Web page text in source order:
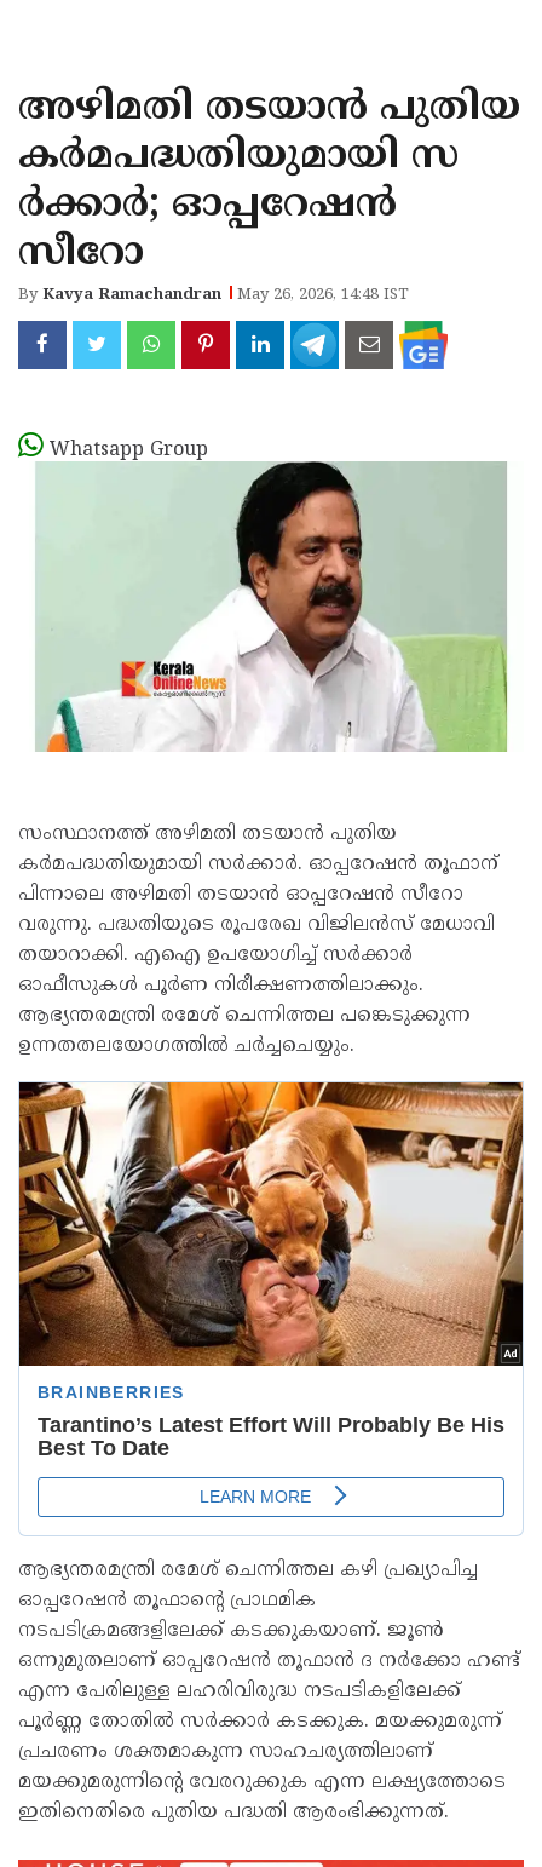
KANNUR
KASARAGOD
അഴിമതി തടയാന്‍ പുതിയ
കര്‍മപദ്ധതിയുമായി സ
ര്‍ക്കാര്‍; ഓപ്പറേഷന്‍
സീറോ
ByKavya Ramachandran May 26, 2026, 14:48 IST
Whatsapp Group
സംസ്ഥാനത്ത് അഴിമതി തടയാന്‍ പുതിയ
കര്‍മപദ്ധതിയുമായി സര്‍ക്കാര്‍. ഓപ്പറേഷന്‍ തൂഫാന്
പിന്നാലെ അഴിമതി തടയാന്‍ ഓപ്പറേഷന്‍ സീറോ
വരുന്നു. പദ്ധതിയുടെ രൂപരേഖ വിജിലന്‍സ് മേധാവി
തയാറാക്കി. എഐ ഉപയോഗിച്ച് സര്‍ക്കാര്‍
ഓഫീസുകള്‍ പൂര്‍ണ നിരീക്ഷണത്തിലാക്കും.
ആഭ്യന്തരമന്ത്രി രമേശ് ചെന്നിത്തല പങ്കെടുക്കുന്ന
ഉന്നതതലയോഗത്തില്‍ ചര്‍ച്ചചെയ്യും.
ആഭ്യന്തരമന്ത്രി രമേശ് ചെന്നിത്തല കഴി പ്രഖ്യാപിച്ച
ഓപ്പറേഷന്‍ തൂഫാന്റെ പ്രാഥമിക
നടപടിക്രമങ്ങളിലേക്ക് കടക്കുകയാണ്. ജൂണ്‍
ഒന്നുമുതലാണ് ഓപ്പറേഷന്‍ തൂഫാന്‍ ദ നര്‍ക്കോ ഹണ്ട്
എന്ന പേരിലുള്ള ലഹരിവിരുദ്ധ നടപടികളിലേക്ക്
പൂര്‍ണ്ണ തോതില്‍ സര്‍ക്കാര്‍ കടക്കുക. മയക്കുമരുന്ന്
പ്രചരണം ശക്തമാകുന്ന സാഹചര്യത്തിലാണ്
മയക്കുമരുന്നിന്റെ വേരറുക്കുക എന്ന ലക്ഷ്യത്തോടെ
ഇതിനെതിരെ പുതിയ പദ്ധതി ആരംഭിക്കുന്നത്.